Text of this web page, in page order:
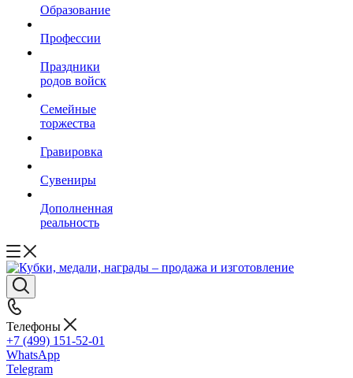
Образование
Профессии
Праздники
родов войск
Семейные
торжества
Гравировка
Сувениры
Дополненная
реальность
Телефоны
+7 (499) 151-52-01
WhatsApp
Telegram